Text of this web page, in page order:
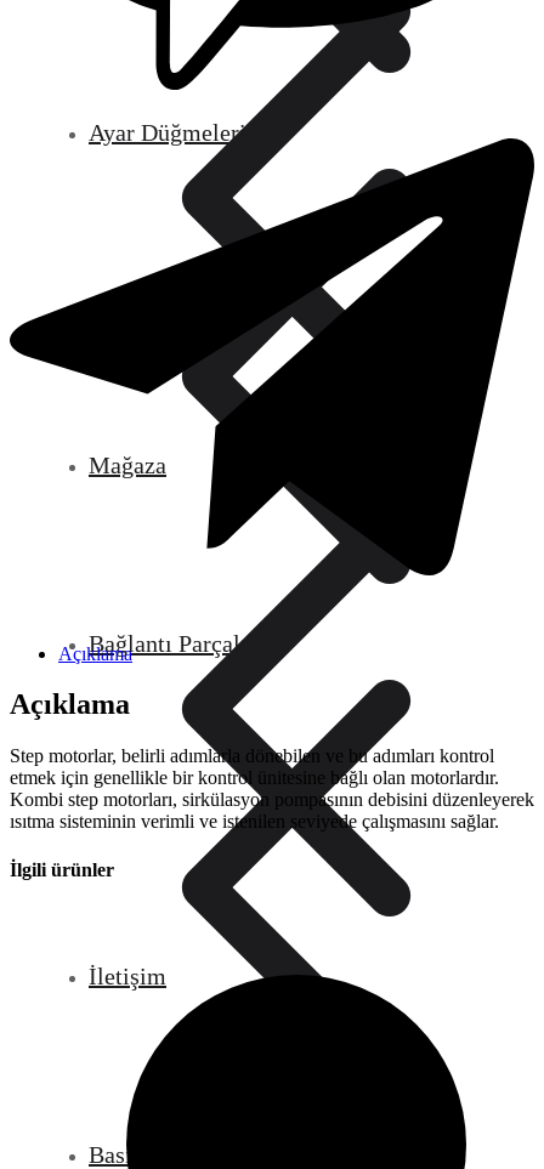
Mağaza
İletişim
Ayar Düğmeleri
Bağlantı Parçaları
Basınç Göstergeleri
Açıklama
Açıklama
Step motorlar, belirli adımlarla dönebilen ve bu adımları kontrol
etmek için genellikle bir kontrol ünitesine bağlı olan motorlardır.
Kombi step motorları, sirkülasyon pompasının debisini düzenleyerek
ısıtma sisteminin verimli ve istenilen seviyede çalışmasını sağlar.
İlgili ürünler